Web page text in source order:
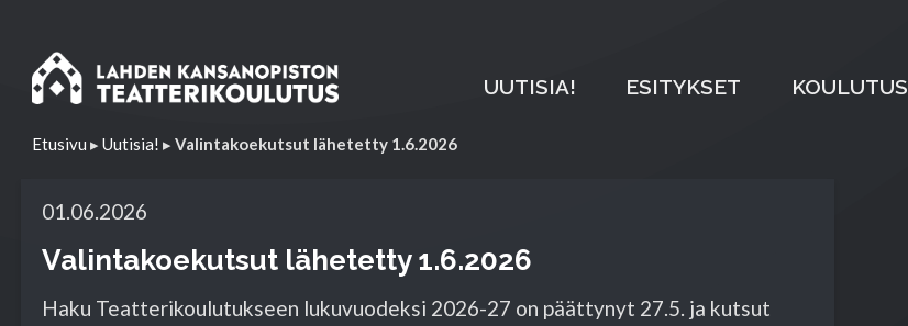
UUTISIA! ESITYKSET KOULUTUS
Etusivu ▸ Uutisia! ▸ Valintakoekutsut lähetetty 1.6.2026
01.06.2026
Valintakoekutsut lähetetty 1.6.2026
Haku Teatterikoulutukseen lukuvuodeksi 2026-27 on päättynyt 27.5. ja kutsut